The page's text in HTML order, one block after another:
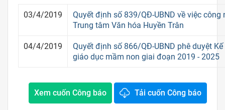
03/4/2019
Quyết định số 839/QĐ-UBND về việc
Trung tâm Văn hóa Huyền Trân
04/4/2019
Quyết định số 866/QĐ-UBND phê duyệt
giáo dục mầm non giai đoạn 2019 - 2025
Xem cuốn Công báo Tải cuốn Công báo